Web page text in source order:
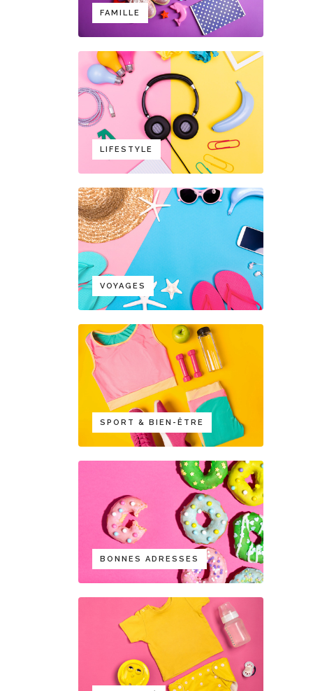
FAMILLE
LIFESTYLE
VOYAGES
SPORT & BIEN-ÊTRE
BONNES ADRESSES